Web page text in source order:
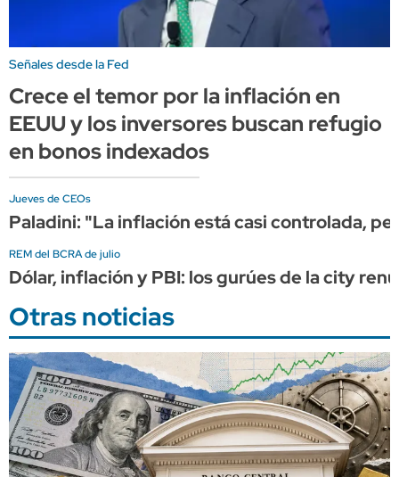
Señales desde la Fed
Crece el temor por la inflación en
EEUU y los inversores buscan refugio
en bonos indexados
Jueves de CEOs
Paladini: "La inflación está casi controlada,
REM del BCRA de julio
Dólar, inflación y PBI: los gurúes de la city
Otras noticias